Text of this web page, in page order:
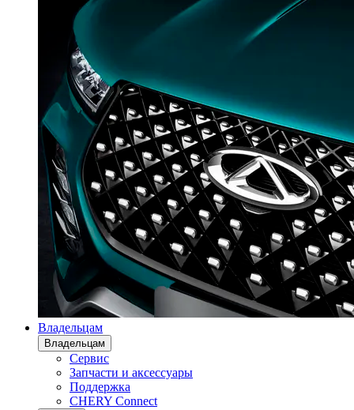
Владельцам
Владельцам
Сервис
Запчасти и аксессуары
Поддержка
CHERY Connect